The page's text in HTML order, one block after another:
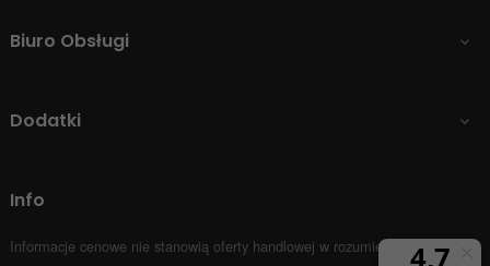
Biuro Obsługi 
Dodatki 
Info
Informacje cenowe nie stanowią oferty handlowej w rozumieniu Art.66 par.1